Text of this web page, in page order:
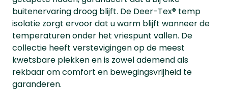
buitenervaring droog blijft. De Deer-Tex® temp
isolatie zorgt ervoor dat u warm blijft wanneer de
temperaturen onder het vriespunt vallen. De
collectie heeft verstevigingen op de meest
kwetsbare plekken en is zowel ademend als
rekbaar om comfort en bewegingsvrijheid te
garanderen.